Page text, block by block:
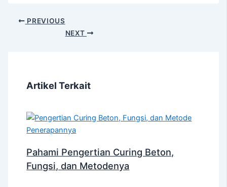
PREVIOUS
NEXT
Artikel Terkait
Pahami Pengertian Curing Beton,
Fungsi, dan Metodenya